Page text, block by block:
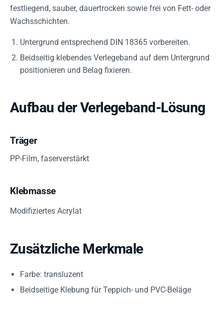
festliegend, sauber, dauertrocken sowie frei von Fett- oder
Wachsschichten.
Untergrund entsprechend DIN 18365 vorbereiten.
Beidseitig klebendes Verlegeband auf dem Untergrund
positionieren und Belag fixieren.
Aufbau der Verlegeband-Lösung
Träger
PP-Film, faserverstärkt
Klebmasse
Modifiziertes Acrylat
Zusätzliche Merkmale
Farbe: transluzent
Beidseitige Klebung für Teppich- und PVC-Beläge